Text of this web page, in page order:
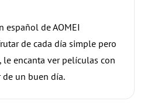
español de AOMEI
de cada día simple pero
encanta ver películas con
un buen día.